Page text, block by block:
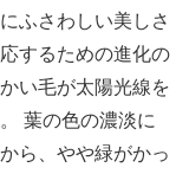
ふさわしい美しさ
するための進化の
い毛が太陽光線を
葉の色の濃淡に
ら、やや緑がかっ